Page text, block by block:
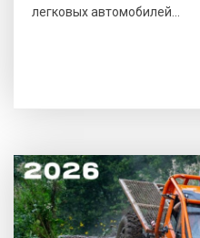
легковых автомобилей...